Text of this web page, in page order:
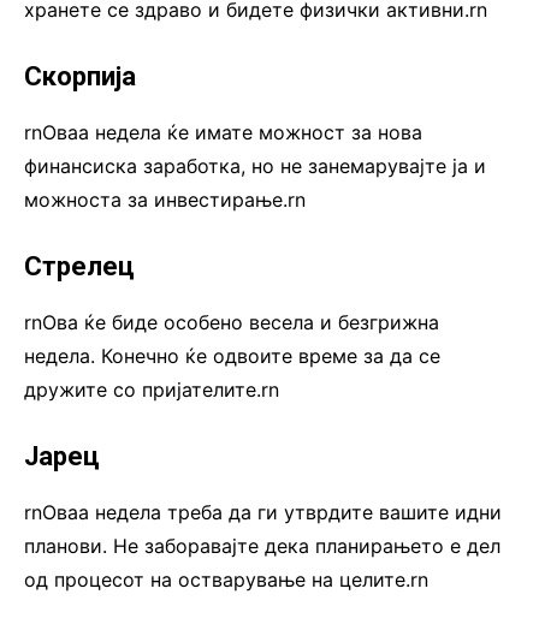
хранете се здраво и бидете физички активни.rn
Скорпија
rnОваа недела ќе имате можност за нова
финансиска заработка, но не занемарувајте ја и
можноста за инвестирање.rn
Стрелец
rnОва ќе биде особено весела и безгрижна
недела. Конечно ќе одвоите време за да се
дружите со пријателите.rn
Јарец
rnОваа недела треба да ги утврдите вашите идни
планови. Не заборавајте дека планирањето е дел
од процесот на остварување на целите.rn